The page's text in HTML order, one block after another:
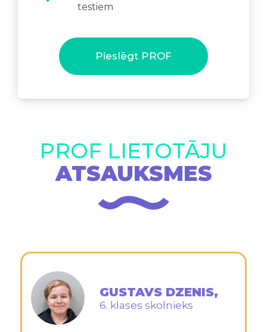
testiem
Pieslēgt PROF
PROF LIETOTĀJU
ATSAUKSMES
GUSTAVS DZENIS,
6. klases skolnieks